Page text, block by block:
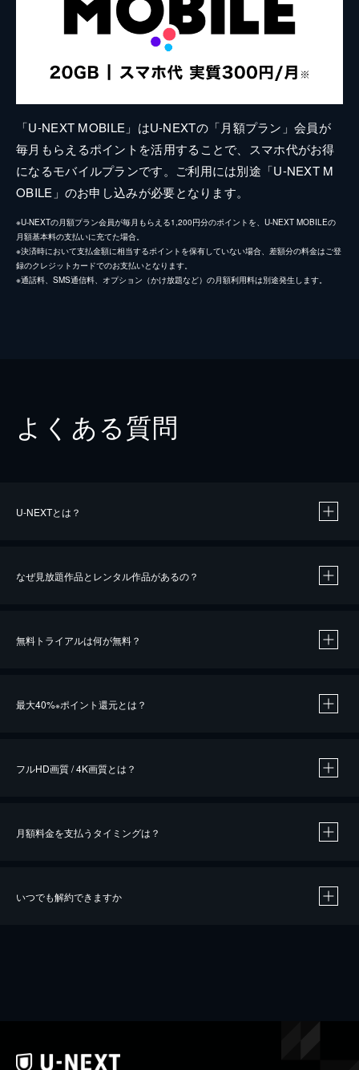
「U-NEXT MOBILE」はU-NEXTの「月額プラン」会員が
毎月もらえるポイントを活用することで、スマホ代がお得
になるモバイルプランです。ご利用には別途「U-NEXT M
OBILE」のお申し込みが必要となります。
※U-NEXTの月額プラン会員が毎月もらえる1,200円分のポイントを、U-NEXT MOBILEの
月額基本料の支払いに充てた場合。
※決済時において支払金額に相当するポイントを保有していない場合、差額分の料金はご登
録のクレジットカードでのお支払いとなります。
※通話料、SMS通信料、オプション（かけ放題など）の月額利用料は別途発生します。
よくある質問
U-NEXTとは？
なぜ見放題作品とレンタル作品があるの？
無料トライアルは何が無料？
最大40%※ポイント還元とは？
※40％ポイント還元の対象は、クレジットカード決済による作品の購入 / レンタルです。
フルHD画質 / 4K画質とは？
月額料金を支払うタイミングは？
いつでも解約できますか